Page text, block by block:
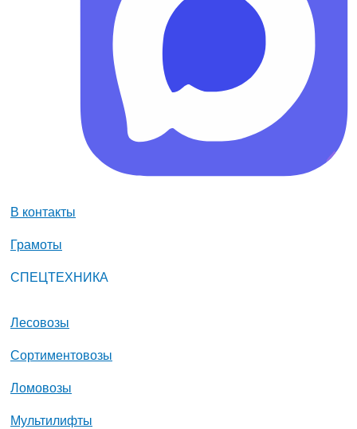
В контакты
Грамоты
СПЕЦТЕХНИКА
Лесовозы
Сортиментовозы
Ломовозы
Мультилифты